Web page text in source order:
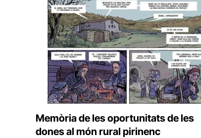
Memòria de les oportunitats de les
dones al món rural pirinenc